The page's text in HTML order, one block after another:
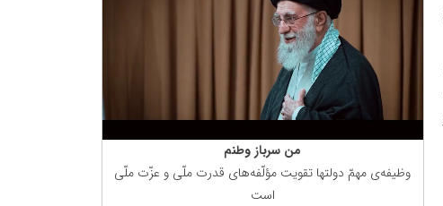
من سرباز وطنم
وظیفه‌ی مهمّ دولتها تقویت مؤلّفه‌های قدرت ملّی و عزّت ملّی
است